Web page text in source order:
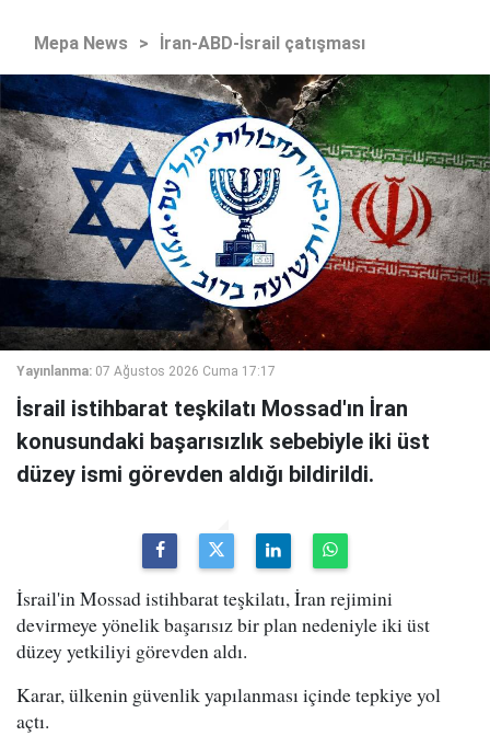
Mepa News > İran-ABD-İsrail çatışması
Yayınlanma: 07 Ağustos 2026 Cuma 17:17
İsrail istihbarat teşkilatı Mossad'ın İran
konusundaki başarısızlık sebebiyle iki üst
düzey ismi görevden aldığı bildirildi.
İsrail'in Mossad istihbarat teşkilatı, İran rejimini
devirmeye yönelik başarısız bir plan nedeniyle iki üst
düzey yetkiliyi görevden aldı.
Karar, ülkenin güvenlik yapılanması içinde tepkiye yol
açtı.